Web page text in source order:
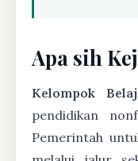
Apa sih
Kelompok
pendidikan
Pemerintah